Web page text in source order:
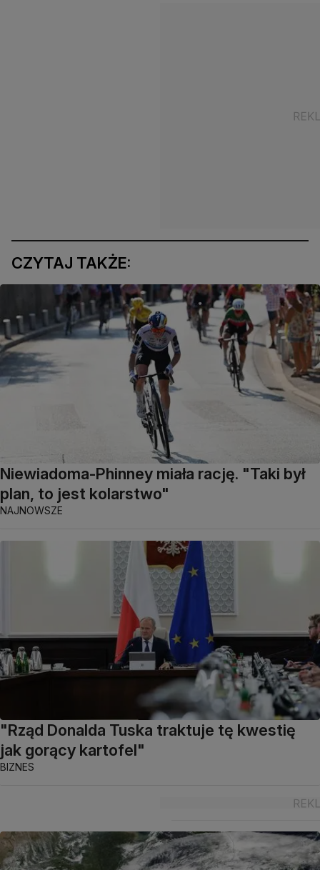
CZYTAJ TAKŻE:
Niewiadoma-Phinney miała rację. "Taki był
plan, to jest kolarstwo"
NAJNOWSZE
"Rząd Donalda Tuska traktuje tę kwestię
jak gorący kartofel"
BIZNES